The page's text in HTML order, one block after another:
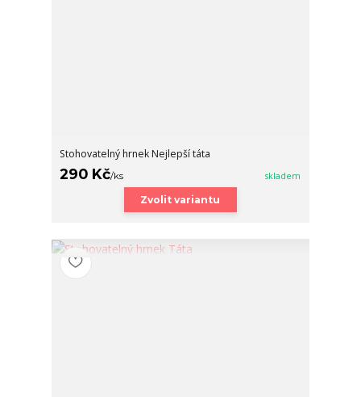
Stohovatelný hrnek Nejlepší táta
290 Kč/ks skladem
Zvolit variantu